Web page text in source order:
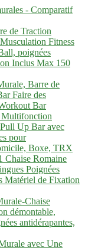
- Comparatif
de Traction
Fitness
poignées
Inclus Max 150
Barre de
Faire des
Bar
Multifonction
Up Bar avec
pour
Boxe, TRX
Chaise Romaine
Poignées
Matériel de Fixation
Chaise
démontable,
antidérapantes,
avec Une